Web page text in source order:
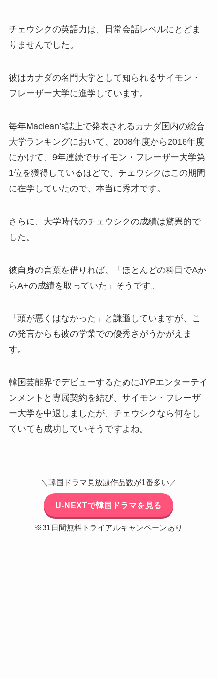
チェウシクの英語力は、日常会話レベルにとどま
りませんでした。
彼はカナダの名門大学として知られるサイモン・
フレーザー大学に進学しています。
毎年Maclean’s誌上で発表されるカナダ国内の総合
大学ランキングにおいて、2008年度から2016年度
にかけて、9年連続でサイモン・フレーザー大学第
1位を獲得しているほどで、チェウシクはこの期間
に在学していたので、本当に秀才です。
さらに、大学時代のチェウシクの成績は驚異的で
した。
彼自身の言葉を借りれば、「ほとんどの科目でAか
らA+の成績を取っていた」そうです。
「頭が悪くはなかった」と謙遜していますが、こ
の発言からも彼の学業での優秀さがうかがえま
す。
韓国芸能界でデビューするためにJYPエンターテイ
ンメントと専属契約を結び、サイモン・フレーザ
ー大学を中退しましたが、チェウシクなら何をし
ていても成功していそうですよね。
＼韓国ドラマ見放題作品数が1番多い／
U-NEXTで韓国ドラマを見る
※31日間無料トライアルキャンペーンあり